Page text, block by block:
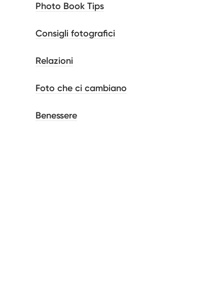
Photo Book Tips
Consigli fotografici
Relazioni
Foto che ci cambiano
Benessere